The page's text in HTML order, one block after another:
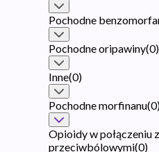
Pochodne
Pochodne oripawiny(0)
Inne(0)
Pochodne morfinanu(0
Opioidy w połączeniu
przeciwbólowymi(0)